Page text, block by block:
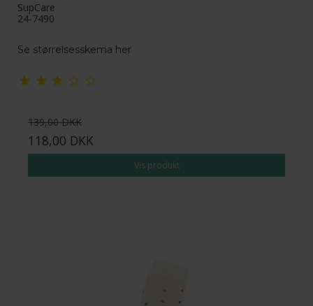
SupCare
24-7490
Se størrelsesskema her
139,00 DKK
118,00 DKK
Vis produkt